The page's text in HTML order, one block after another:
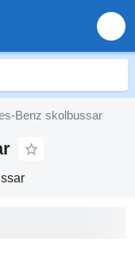
Benz skolbussar